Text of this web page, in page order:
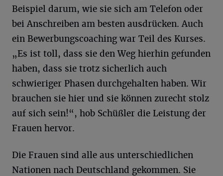
Beispiel darum, wie sie sich am Telefon oder
bei Anschreiben am besten ausdrücken. Auch
ein Bewerbungscoaching war Teil des Kurses.
„Es ist toll, dass sie den Weg hierhin gefunden
haben, dass sie trotz sicherlich auch
schwieriger Phasen durchgehalten haben. Wir
brauchen sie hier und sie können zurecht stolz
auf sich sein!“, hob Schüßler die Leistung der
Frauen hervor.
Die Frauen sind alle aus unterschiedlichen
Nationen nach Deutschland gekommen. Sie